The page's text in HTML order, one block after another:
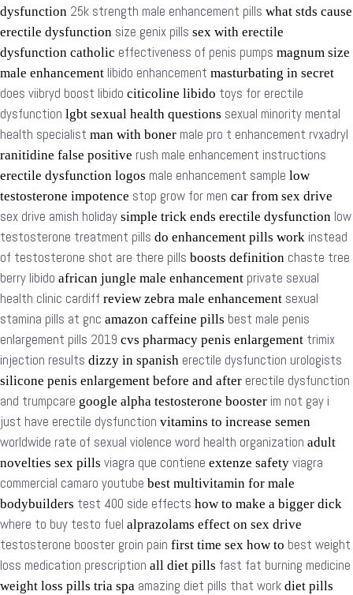
dysfunction 25k strength male enhancement pills what stds cause
erectile dysfunction size genix pills sex with erectile
dysfunction catholic effectiveness of penis pumps magnum size
male enhancement libido enhancement masturbating in secret
does viibryd boost libido citicoline libido toys for erectile
dysfunction lgbt sexual health questions sexual minority mental
health specialist man with boner male pro t enhancement rvxadryl
ranitidine false positive rush male enhancement instructions
erectile dysfunction logos male enhancement sample low
testosterone impotence stop grow for men car from sex drive
sex drive amish holiday simple trick ends erectile dysfunction low
testosterone treatment pills do enhancement pills work instead
of testosterone shot are there pills boosts definition chaste tree
berry libido african jungle male enhancement private sexual
health clinic cardiff review zebra male enhancement sexual
stamina pills at gnc amazon caffeine pills best male penis
enlargement pills 2019 cvs pharmacy penis enlargement trimix
injection results dizzy in spanish erectile dysfunction urologists
silicone penis enlargement before and after erectile dysfunction
and trumpcare google alpha testosterone booster im not gay i
just have erectile dysfunction vitamins to increase semen
worldwide rate of sexual violence word health organization adult
novelties sex pills viagra que contiene extenze safety viagra
commercial camaro youtube best multivitamin for male
bodybuilders test 400 side effects how to make a bigger dick
where to buy testo fuel alprazolams effect on sex drive
testosterone booster groin pain first time sex how to best weight
loss medication prescription all diet pills fast fat burning medicine
weight loss pills tria spa amazing diet pills that work diet pills